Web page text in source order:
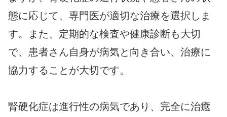
態に応じて、専門医が適切な治療を選択しま
す。また、定期的な検査や健康診断も大切
で、患者さん自身が病気と向き合い、治療に
協力することが大切です。
腎硬化症は進行性の病気であり、完全に治癒